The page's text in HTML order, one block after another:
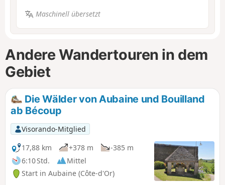
Maschinell übersetzt
Andere Wandertouren in dem
Gebiet
Die Wälder von Aubaine und Bouilland
ab Bécoup
Visorando-Mitglied
17,88 km
+378 m
-385 m
6:10 Std.
Mittel
Start in Aubaine (Côte-d'Or)